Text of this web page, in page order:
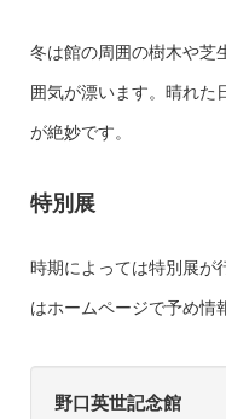
冬は館の周囲の樹木や芝
囲気が漂います。晴れた
が絶妙です。
特別展
時期によっては特別展が
はホームページで予め情
野口英世記念館